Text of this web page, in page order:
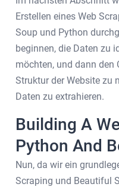
Erstellen eines Web
Soup und Python
beginnen, die Daten zu
möchten, und dann den
Struktur der Website zu
Daten zu extrahieren.
Building A
Python And
Nun, da wir ein
Scraping und Beautiful